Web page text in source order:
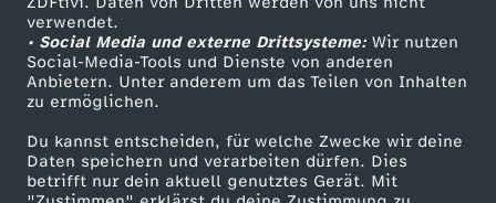
verwendet.
• Social Media und externe Drittsysteme:Wir nutzen
Social-Media-Tools und Dienste von anderen
Anbietern. Unter anderem um das Teilen von Inhalten
zu ermöglichen.
Du kannst entscheiden, für welche Zwecke wir deine
Daten speichern und verarbeiten dürfen. Dies
betrifft nur dein aktuell genutztes Gerät. Mit
ZDF Unternehmen
Karriere
ZDF goes Schule
Werbefernsehen